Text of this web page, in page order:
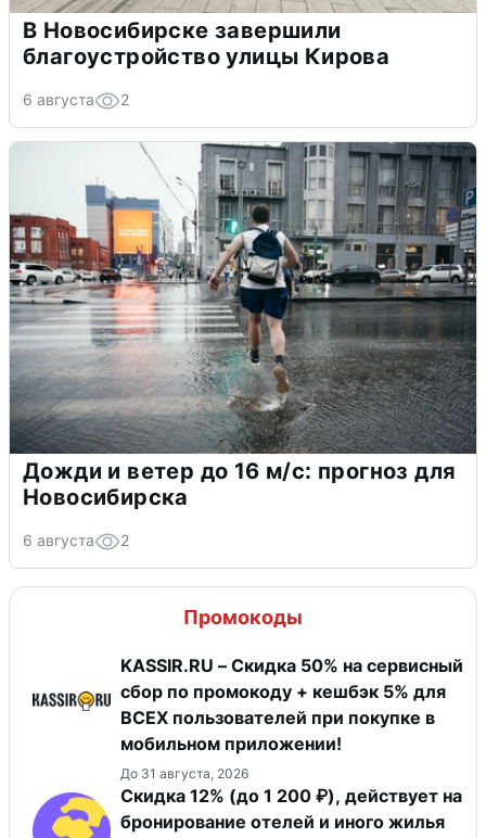
В Новосибирске завершили
благоустройство улицы Кирова
6 августа 2
Дожди и ветер до 16 м/с: прогноз для
Новосибирска
6 августа 2
Промокоды
KASSIR.RU – Скидка 50% на сервисный
сбор по промокоду + кешбэк 5% для
ВСЕХ пользователей при покупке в
мобильном приложении!
До 31 августа, 2026
Скидка 12% (до 1 200 ₽), действует на
бронирование отелей и иного жилья